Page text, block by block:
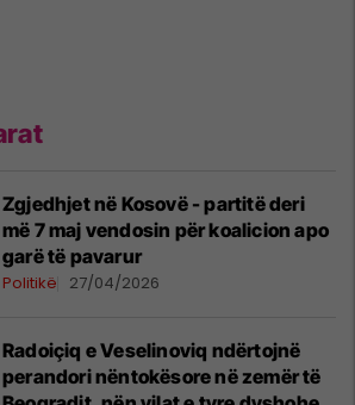
Zgjedhjet në Kosovë - partitë deri
më 7 maj vendosin për koalicion apo
garë të pavarur
Politikë 27/04/2026
Radoiçiq e Veselinoviq ndërtojnë
perandori nëntokësore në zemër të